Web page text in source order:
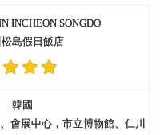
INCHEON SONGDO
島假日飯店
韓國
會展中心，市立博物館、仁川